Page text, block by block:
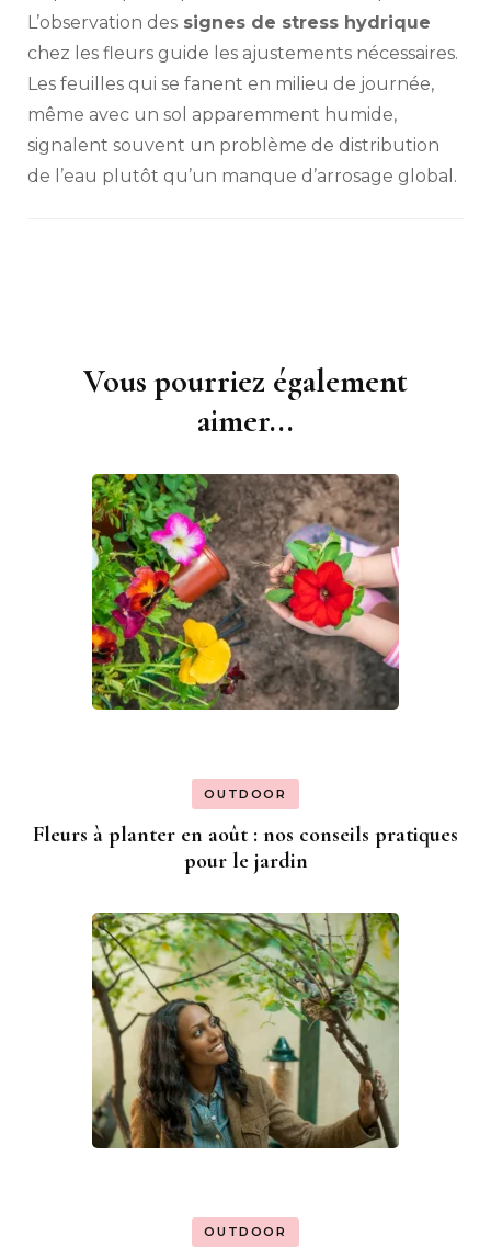
L’observation des signes de stress hydrique
chez les fleurs guide les ajustements nécessaires.
Les feuilles qui se fanent en milieu de journée,
même avec un sol apparemment humide,
signalent souvent un problème de distribution
de l’eau plutôt qu’un manque d’arrosage global.
NavigationVous pourriez également
aimer...
OUTDOOR
Fleurs à planter en août : nos conseils pratiques
pour le jardin
OUTDOOR